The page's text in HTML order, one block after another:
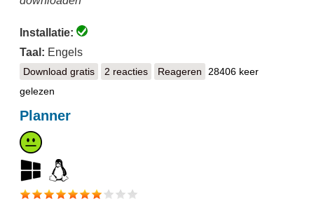
Installatie:
Taal: Engels
Download gratisSerena OpenProj
2 reacties Reageren
28406 keer
gelezen
Planner